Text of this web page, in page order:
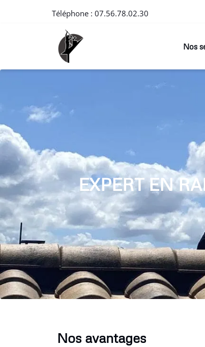
Téléphone : 07.56.78.02.30
Nos
EXPERT EN
Nos avantages